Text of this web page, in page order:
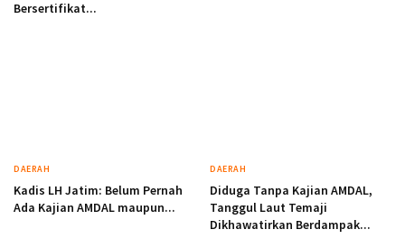
Bersertifikat...
DAERAH
Kadis LH Jatim: Belum Pernah
Ada Kajian AMDAL maupun...
DAERAH
Diduga Tanpa Kajian AMDAL,
Tanggul Laut Temaji
Dikhawatirkan Berdampak...